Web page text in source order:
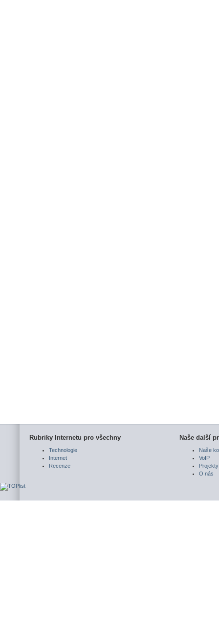
Rubriky Internetu pro všechny
Technologie
Internet
Recenze
Naše další
Naše
VoIP
Projekty
O nás